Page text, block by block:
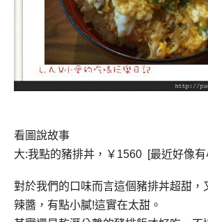
看圖說故事
大:我點的豬排丼，￥1560 [最近好像有
對於我們的口味而言這個豬排丼超甜，
辣醬，有點小膩!這實在太甜。